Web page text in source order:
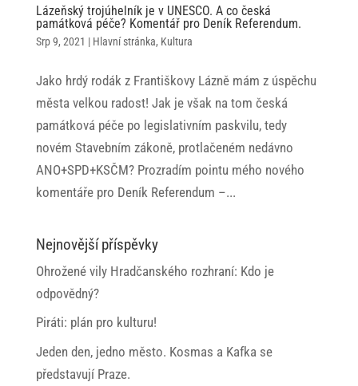
Lázeňský trojúhelník je v UNESCO. A co česká
památková péče? Komentář pro Deník Referendum.
Srp 9, 2021 | Hlavní stránka, Kultura
Jako hrdý rodák z Františkovy Lázně mám z úspěchu
města velkou radost! Jak je však na tom česká
památková péče po legislativním paskvilu, tedy
novém Stavebním zákoně, protlačeném nedávno
ANO+SPD+KSČM? Prozradím pointu mého nového
komentáře pro Deník Referendum –...
Nejnovější příspěvky
Ohrožené vily Hradčanského rozhraní: Kdo je
odpovědný?
Piráti: plán pro kulturu!
Jeden den, jedno město. Kosmas a Kafka se
představují Praze.